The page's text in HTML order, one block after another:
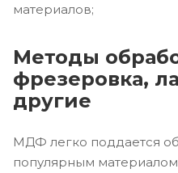
материалов;
Методы
фрезеровка,
другие
МДФ легко поддается
популярным